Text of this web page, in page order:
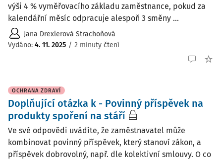
výši 4 % vyměřovacího základu zaměstnance, pokud za
kalendářní měsíc odpracuje alespoň 3 směny ...
Jana Drexlerová Strachoňová
Vydáno: 4. 11. 2025 / 2 minuty čtení
OCHRANA ZDRAVÍ
Doplňující otázka k - Povinný příspěvek na
produkty spoření na stáří
Ve své odpovědi uvádíte, že zaměstnavatel může
kombinovat povinný příspěvek, který stanoví zákon, a
příspěvek dobrovolný, např. dle kolektivní smlouvy. O co